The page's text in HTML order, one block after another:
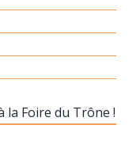
la Foire du Trône !